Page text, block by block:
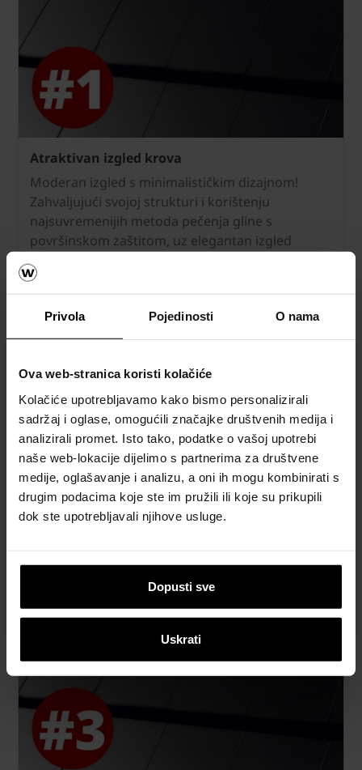
Privola Pojedinosti O nama
Ova web-stranica koristi kolačiće
Kolačiće upotrebljavamo kako bismo personalizirali
sadržaj i oglase, omogućili značajke društvenih medija i
analizirali promet. Isto tako, podatke o vašoj upotrebi
naše web-lokacije dijelimo s partnerima za društvene
medije, oglašavanje i analizu, a oni ih mogu kombinirati s
drugim podacima koje ste im pružili ili koje su prikupili
dok ste upotrebljavali njihove usluge.
Dopusti sve
Uskrati
Atraktivan izgled krova
Moderan izgled s minimalističkim dizajnom!
Zahvaljujući svojoj strukturi i korištenju
najsuvremenijih metoda pečenja gline s
površinskom zaštitom, uz elegantan izgled
osigurava optimalnu težinu i izvrsnu mehaničku
čvrstoću.
Brza ugradnja
Zbog velikog formata, jednostavnog oblika i
crijepa odvijat će se znatno brže. Samo 10
crjepova bit će dovoljno za pokrivanje 1m